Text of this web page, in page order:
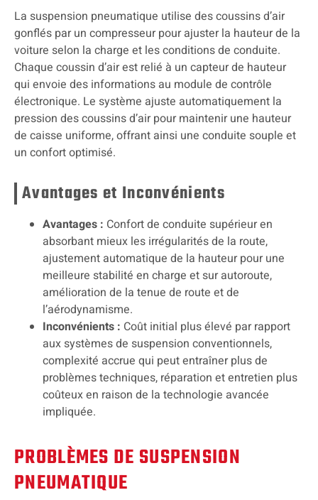
La suspension pneumatique utilise des coussins d’air
gonflés par un compresseur pour ajuster la hauteur de la
voiture selon la charge et les conditions de conduite.
Chaque coussin d’air est relié à un capteur de hauteur
qui envoie des informations au module de contrôle
électronique. Le système ajuste automatiquement la
pression des coussins d’air pour maintenir une hauteur
de caisse uniforme, offrant ainsi une conduite souple et
un confort optimisé.
Avantages et Inconvénients
Avantages : Confort de conduite supérieur en
absorbant mieux les irrégularités de la route,
ajustement automatique de la hauteur pour une
meilleure stabilité en charge et sur autoroute,
amélioration de la tenue de route et de
l’aérodynamisme.
Inconvénients : Coût initial plus élevé par rapport
aux systèmes de suspension conventionnels,
complexité accrue qui peut entraîner plus de
problèmes techniques, réparation et entretien plus
coûteux en raison de la technologie avancée
impliquée.
PROBLÈMES DE SUSPENSION
PNEUMATIQUE